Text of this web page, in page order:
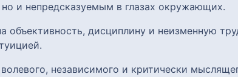
и непредсказуемым в глазах окружающих.
объективность, дисциплину и неизменную
независимого и критически